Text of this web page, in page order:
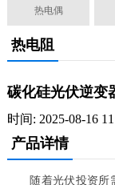
热电偶
热电阻
碳化硅光伏逆变
时间: 2025-08-16
产品详情
随着光伏投资所需